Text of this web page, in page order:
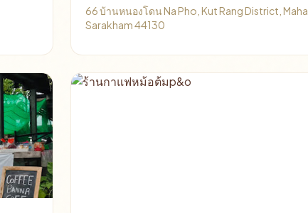
66 บ้านหนองโดน Na Pho, Kut Rang District, Maha
Sarakham 44130